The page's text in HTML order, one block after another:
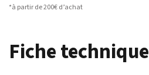
*à partir de 200€ d’achat
Fiche technique